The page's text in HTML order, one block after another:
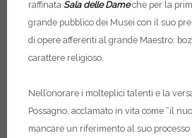
raffinata Sala delle Dameche per la
grande pubblico dei Musei con il suo
di opere afferenti al grande Maestro:
carattere religioso.
Nell’onorare i molteplici talenti e la
Possagno, acclamato in vita come “il
mancare un riferimento al suo